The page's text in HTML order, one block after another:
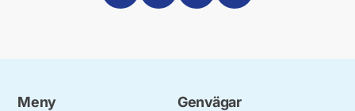
Meny Genvägar